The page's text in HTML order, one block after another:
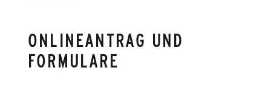
ONLINEANTRAG UND
FORMULARE